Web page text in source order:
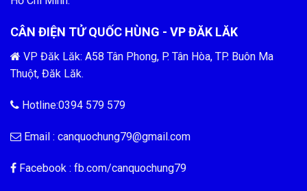
CÂN ĐIỆN TỬ QUỐC HÙNG - VP ĐĂK LĂK
VP Đăk Lăk: A58 Tân Phong, P. Tân Hòa, TP. Buôn Ma
Thuột, Đăk Lăk.
Hotline:0394 579 579
Email : canquochung79@gmail.com
Facebook : fb.com/canquochung79